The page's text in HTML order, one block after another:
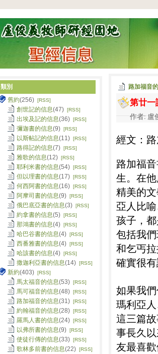
路加福音
第廿
作者: 盧
經文：
路加福
生。在
精美的
亞人比
孩子，
包括我
和乞丐
確實很
如果我
瑪利亞
這三篇
事長久
友最喜
類別
舊約(256) [RSS]
創世記的信息(47) [RSS]
出埃及記的信息(36) [RSS]
彌迦書的信息(9) [RSS]
以斯帖記的信息(11) [RSS]
路得記的信息(7) [RSS]
雅歌的信息(12) [RSS]
耶利米書的信息(54) [RSS]
但以理書的信息(17) [RSS]
何西阿書的信息(16) [RSS]
阿摩司書的信息(9) [RSS]
俄巴底亞書的信息(3) [RSS]
約拿書的信息(5) [RSS]
那鴻書的信息(4) [RSS]
哈巴谷書的信息(4) [RSS]
西番雅書的信息(4) [RSS]
哈該書的信息(4) [RSS]
撒迦利亞書的信息(14) [RSS]
新約(403) [RSS]
馬太福音的信息(53) [RSS]
馬可福音的信息(48) [RSS]
路加福音的信息(31) [RSS]
約翰福音的信息(28) [RSS]
羅馬人書的信息(24) [RSS]
以弗所書的信息(9) [RSS]
使徒行傳的信息(33) [RSS]
歌林多前書的信息(22) [RSS]